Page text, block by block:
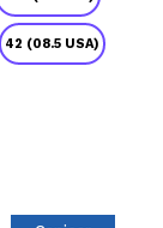
42 (08.5 USA)